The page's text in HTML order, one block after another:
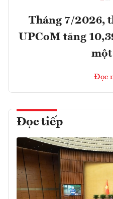
Tháng 7/2026,
UPCoM tăng
Đọc
Đọc tiếp